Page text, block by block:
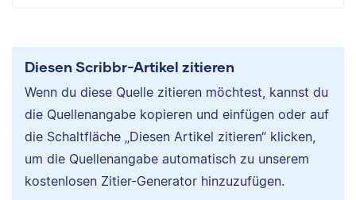
Diesen Scribbr-Artikel zitieren
Wenn du diese Quelle zitieren möchtest, kannst du
die Quellenangabe kopieren und einfügen oder auf
die Schaltfläche „Diesen Artikel zitieren“ klicken,
um die Quellenangabe automatisch zu unserem
kostenlosen Zitier-Generator hinzuzufügen.